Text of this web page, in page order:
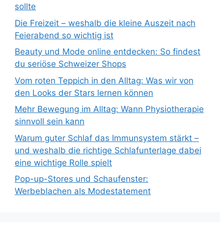
sollte
Die Freizeit – weshalb die kleine Auszeit nach
Feierabend so wichtig ist
Beauty und Mode online entdecken: So findest
du seriöse Schweizer Shops
Vom roten Teppich in den Alltag: Was wir von
den Looks der Stars lernen können
Mehr Bewegung im Alltag: Wann Physiotherapie
sinnvoll sein kann
Warum guter Schlaf das Immunsystem stärkt –
und weshalb die richtige Schlafunterlage dabei
eine wichtige Rolle spielt
Pop-up-Stores und Schaufenster:
Werbeblachen als Modestatement